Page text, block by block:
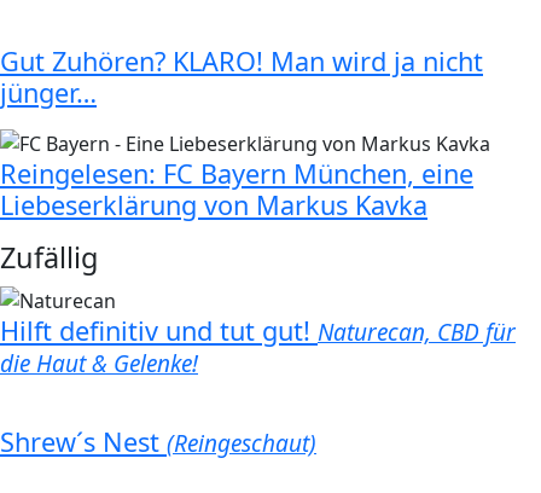
Gut Zuhören? KLARO! Man wird ja nicht
jünger…
Reingelesen: FC Bayern München, eine
Liebeserklärung von Markus Kavka
Zufällig
Hilft definitiv und tut gut! Naturecan, CBD für
die Haut & Gelenke!
Shrew´s Nest (Reingeschaut)